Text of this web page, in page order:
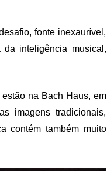
fonte inexaurível,
da inteligência musical,
na Bach Haus, em
imagens tradicionais,
contém também muito